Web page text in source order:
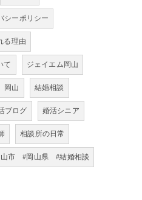
シーポリシー
る理由
て ジェイエム岡山
岡山 結婚相談
ブログ 婚活シニア
相談所の日常
市 #岡山県 #結婚相談